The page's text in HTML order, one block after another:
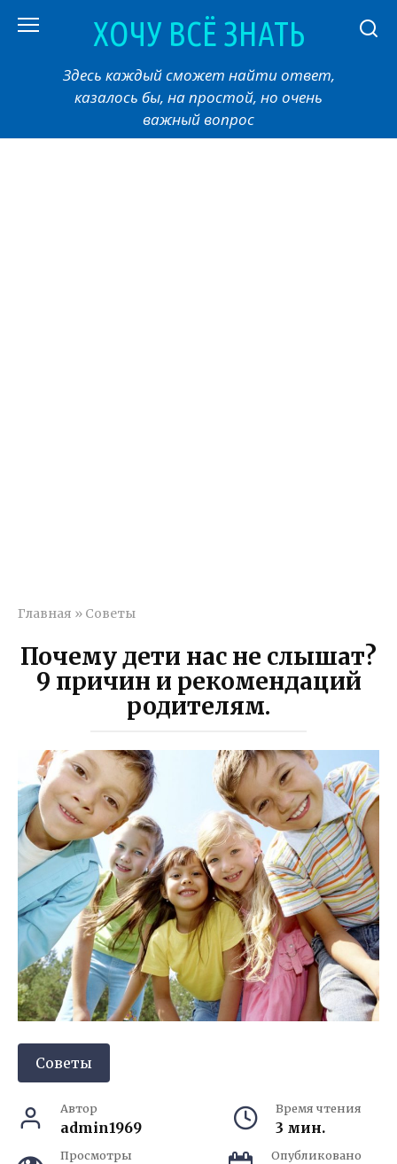
ХОЧУ ВСЁ ЗНАТЬ
Здесь каждый сможет найти ответ,
казалось бы, на простой, но очень
важный вопрос
Главная » Советы
Почему дети нас не слышат?
9 причин и рекомендаций
родителям.
Советы
Автор
admin1969
Время чтения
3 мин.
Просмотры Опубликовано